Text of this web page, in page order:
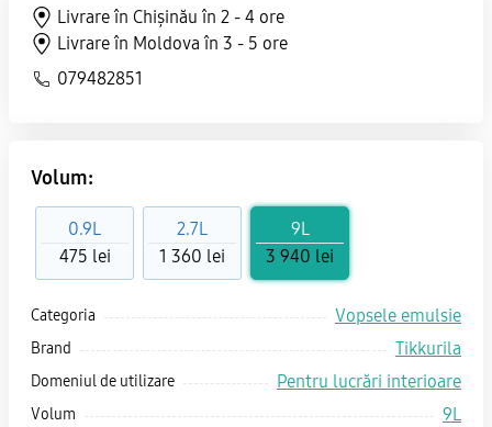
Volum:
0.9L
475 lei
2.7L
1 360 lei
9L
3 940 lei
Categoria Vopsele emulsie
Brand Tikkurila
Domeniul de utilizare Pentru lucrări interioare
Volum 9L
Livrare în Chișinău în 2 - 4 ore
Livrare în Moldova în 3 - 5 ore
079482851